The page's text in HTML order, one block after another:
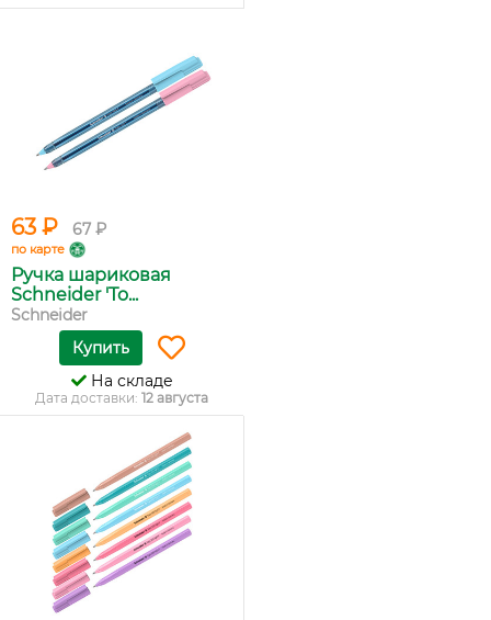
63 ₽ 67 ₽
по карте
Ручка шариковая
Schneider 'To...
Schneider
Купить
На складе
Дата доставки: 12 августа